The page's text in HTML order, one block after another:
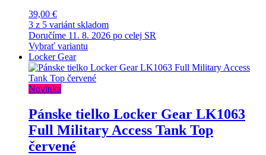
39,00 €
3 z 5 variánt skladom
Doručíme 11. 8. 2026 po celej SR
Vybrať variantu
Locker Gear
Novinka
Pánske tielko Locker Gear LK1063
Full Military Access Tank Top
červené